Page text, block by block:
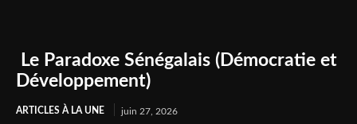
Le Paradoxe Sénégalais (Démocratie et
Développement)
ARTICLES À LA UNE juin 27, 2026